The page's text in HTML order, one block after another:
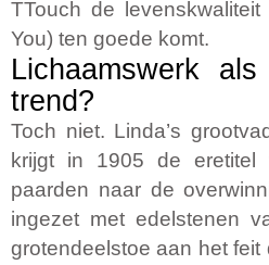
TTouch de
You) ten goede komt.
Lichaamswerk
trend?
Toch niet. Linda’s
krijgt in 1905 de eretitel
paarden naar de
ingezet met edelstenen
grotendeelstoe aan het